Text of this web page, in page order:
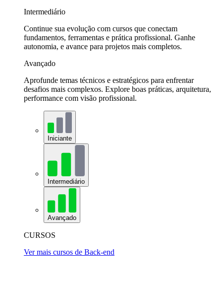
Intermediário
Continue sua evolução com cursos que conectam
fundamentos, ferramentas e prática profissional. Ganhe
autonomia, e avance para projetos mais completos.
Avançado
Aprofunde temas técnicos e estratégicos para enfrentar
desafios mais complexos. Explore boas práticas, arquitetura,
performance com visão profissional.
Iniciante
Intermediário
Avançado
CURSOS
Ver mais cursos de Back-end